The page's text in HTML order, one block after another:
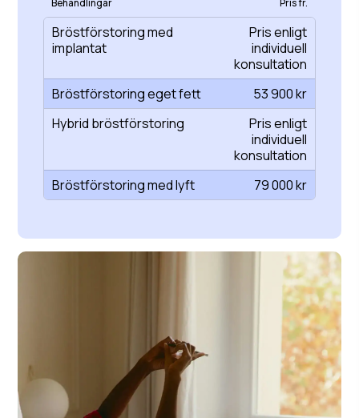
Behandlingar Pris fr.
Bröstförstoring med
implantat
Pris enligt
individuell
konsultation
Bröstförstoring eget fett
53 900 kr
Hybrid bröstförstoring
Pris enligt
individuell
konsultation
Bröstförstoring med lyft
79 000 kr